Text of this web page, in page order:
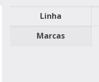
Linha
Marcas